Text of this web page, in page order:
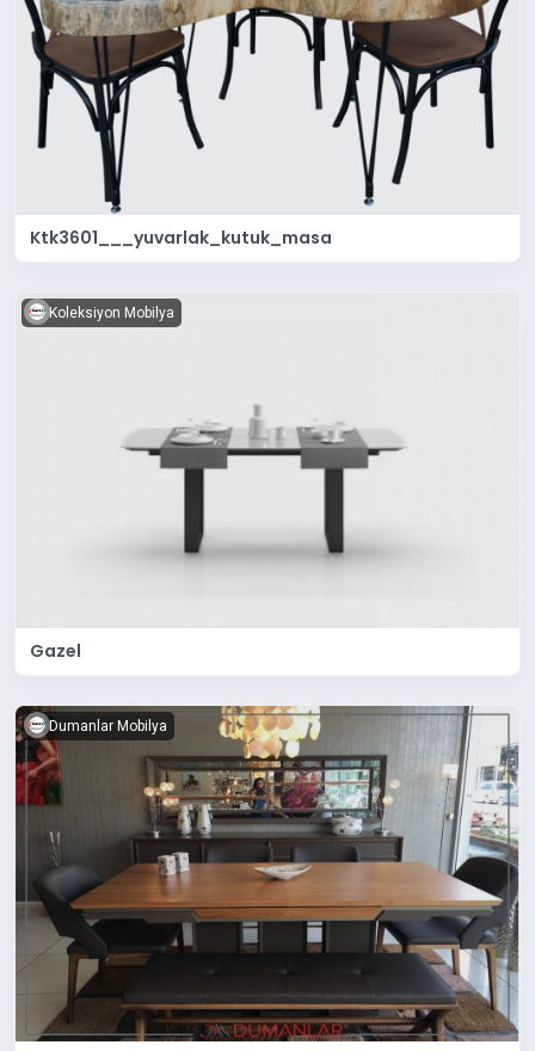
Ktk3601___yuvarlak_kutuk_masa
Koleksiyon Mobilya
Gazel
Dumanlar Mobilya